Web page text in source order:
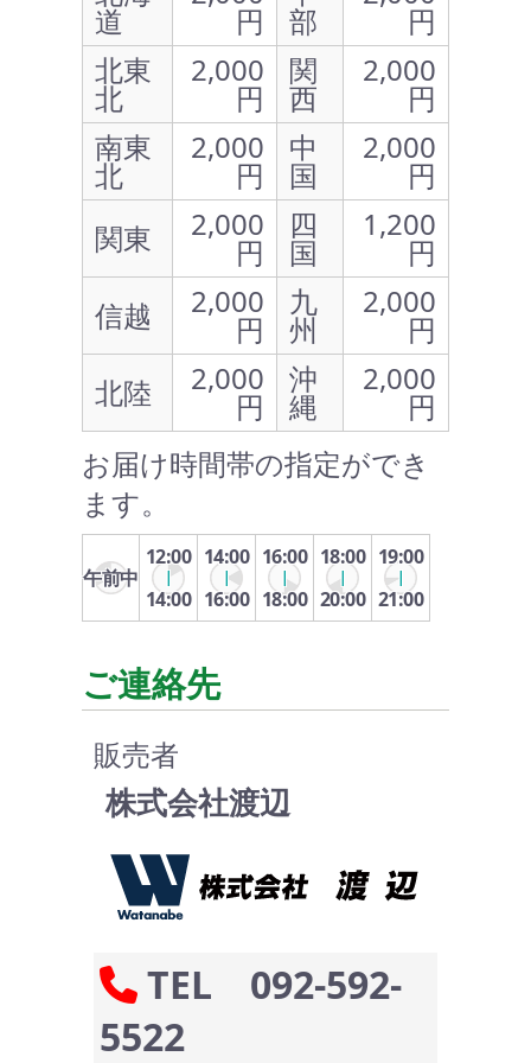
道 円 部
円
北東
北
2,000
円
関
西
2,000
円
南東
北
2,000
円
中
国
2,000
円
関東
2,000
円
四
国
1,200
円
信越
2,000
円
九
州
2,000
円
北陸
2,000
円
沖
縄
2,000
円
お届け時間帯の指定ができ
ます。
午前中
12:00
14:00
14:00
16:00
16:00
18:00
18:00
20:00
19:00
21:00
ご連絡先
販売者
株式会社渡辺
TEL 092-592-
5522